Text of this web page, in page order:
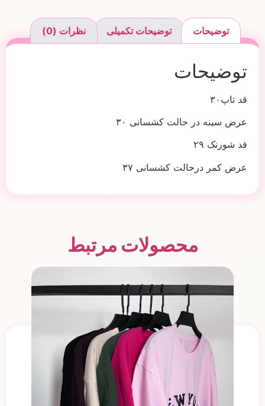
توضیحات توضیحات تکمیلی نظرات (0)
توضیحات
قد تاپ۳۰
عرض سینه در حالت کشسانی ۳۰
قد شورنک ۲۹
عرض کمر درحالت کشسانی ۳۷
محصولات مرتبط